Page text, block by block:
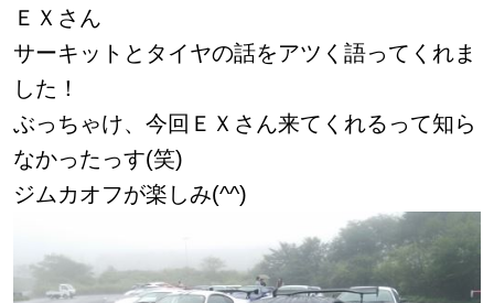
ＥＸさん
サーキットとタイヤの話をアツく語ってくれま
した！
ぶっちゃけ、今回ＥＸさん来てくれるって知ら
なかったっす(笑)
ジムカオフが楽しみ(^^)